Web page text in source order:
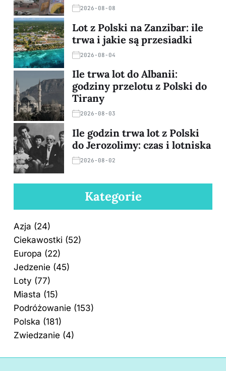
2026-08-08
Lot z Polski na Zanzibar: ile
trwa i jakie są przesiadki
2026-08-04
Ile trwa lot do Albanii:
godziny przelotu z Polski do
Tirany
2026-08-03
Ile godzin trwa lot z Polski
do Jerozolimy: czas i lotniska
2026-08-02
Kategorie
Azja (24)
Ciekawostki (52)
Europa (22)
Jedzenie (45)
Loty (77)
Miasta (15)
Podróżowanie (153)
Polska (181)
Zwiedzanie (4)